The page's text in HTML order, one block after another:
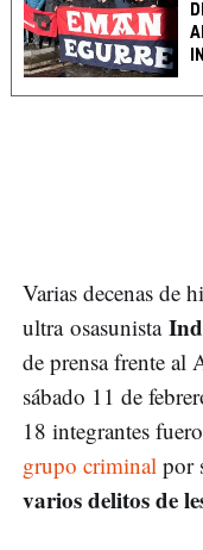
Varias decenas de
ultra osasunista
de prensa frente al
sábado 11 de
18 integrantes
grupo criminal por
varios delitos de